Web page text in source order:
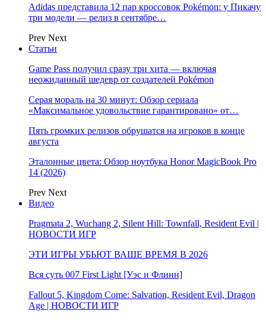
Adidas представила 12 пар кроссовок Pokémon: у Пикачу
три модели — релиз в сентябре…
Prev Next
Статьи
Game Pass получил сразу три хита — включая
неожиданный шедевр от создателей Pokémon
Серая мораль на 30 минут: Обзор сериала
«Максимальное удовольствие гарантировано» от…
Пять громких релизов обрушатся на игроков в конце
августа
Эталонные цвета: Обзор ноутбука Honor MagicBook Pro
14 (2026)
Prev Next
Видео
Pragmata 2, Wuchang 2, Silent Hill: Townfall, Resident Evil |
НОВОСТИ ИГР
ЭТИ ИГРЫ УБЬЮТ ВАШЕ ВРЕМЯ В 2026
Вся суть 007 First Light [Уэс и Флинн]
Fallout 5, Kingdom Come: Salvation, Resident Evil, Dragon
Age | НОВОСТИ ИГР